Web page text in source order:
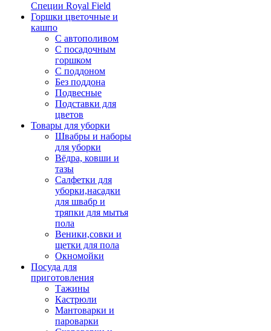
Специи Royal Field
Горшки цветочные и
кашпо
С автополивом
С посадочным
горшком
С поддоном
Без поддона
Подвесные
Подставки для
цветов
Товары для уборки
Швабры и наборы
для уборки
Вёдра, ковши и
тазы
Салфетки для
уборки,насадки
для швабр и
тряпки для мытья
пола
Веники,совки и
щетки для пола
Окномойки
Посуда для
приготовления
Тажины
Кастрюли
Мантоварки и
пароварки